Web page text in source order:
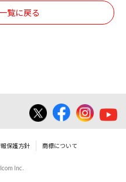
三者に譲渡あるいは
せん。
説明書等に使用され
ん。
明書およびその他す
覧に戻る
保護方針 商標について
Inc.